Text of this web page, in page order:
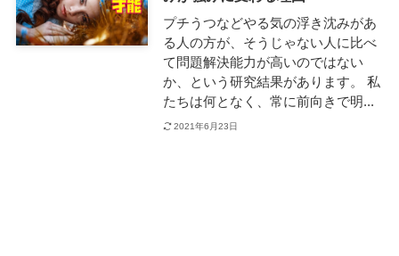
プチうつなどやる気の浮き沈みがあ
る人の方が、そうじゃない人に比べ
て問題解決能力が高いのではない
か、という研究結果があります。 私
たちは何となく、常に前向きで明...
2021年6月23日